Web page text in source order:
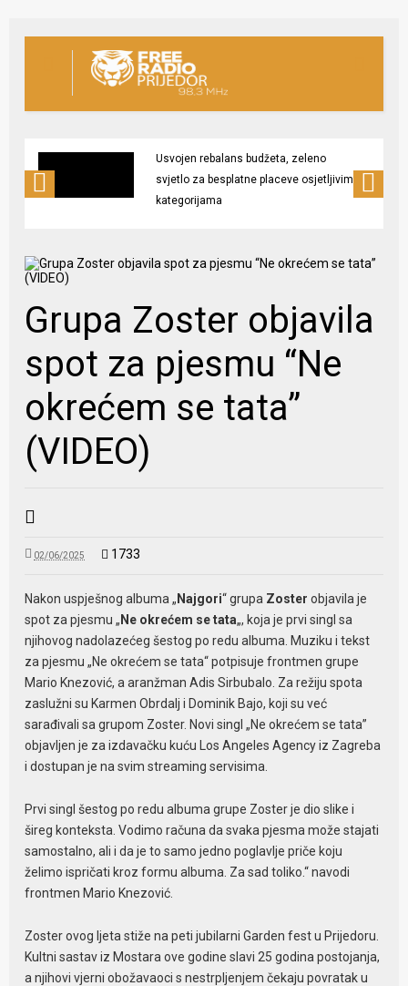
Usvojen rebalans budžeta, zeleno
svjetlo za besplatne placeve osjetljivim
kategorijama
Grupa Zoster objavila
spot za pjesmu “Ne
okrećem se tata”
(VIDEO)
02/06/2025 1733
Nakon uspješnog albuma „ Najgori“ grupa Zoster objavila je
spot za pjesmu „ Ne okrećem se tata„, koja je prvi singl sa
njihovog nadolazećeg šestog po redu albuma. Muziku i tekst
za pjesmu „Ne okrećem se tata“ potpisuje frontmen grupe
Mario Knezović, a aranžman Adis Sirbubalo. Za režiju spota
zaslužni su Karmen Obrdalj i Dominik Bajo, koji su već
sarađivali sa grupom Zoster. Novi singl „Ne okrećem se tata”
objavljen je za izdavačku kuću Los Angeles Agency iz Zagreba
i dostupan je na svim streaming servisima.
Prvi singl šestog po redu albuma grupe Zoster je dio slike i
šireg konteksta. Vodimo računa da svaka pjesma može stajati
samostalno, ali i da je to samo jedno poglavlje priče koju
želimo ispričati kroz formu albuma. Za sad toliko.“ navodi
frontmen Mario Knezović.
Zoster ovog ljeta stiže na peti jubilarni Garden fest u Prijedoru.
Kultni sastav iz Mostara ove godine slavi 25 godina postojanja,
a njihovi vjerni obožavaoci s nestrpljenjem čekaju povratak u